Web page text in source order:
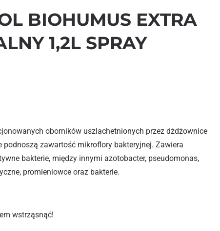
BIOHUMUS EXTRA
1,2L SPRAY
oborników uszlachetnionych przez dżdżownice
podnoszą zawartość mikroflory bakteryjnej. Zawiera
bakterie, między innymi azotobacter, pseudomonas,
promieniowce oraz bakterie.
wstrząsnąć!